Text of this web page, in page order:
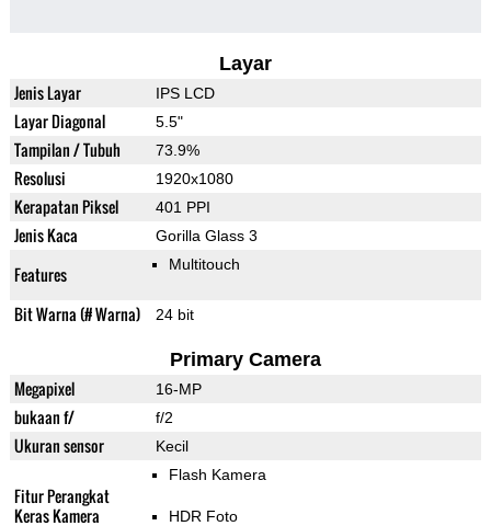
Layar
Jenis Layar IPS LCD
Layar Diagonal 5.5"
Tampilan / Tubuh 73.9%
Resolusi 1920x1080
Kerapatan Piksel 401 PPI
Jenis Kaca Gorilla Glass 3
Features Multitouch
Bit Warna (# Warna) 24 bit
Primary Camera
Megapixel 16-MP
bukaan f/ f/2
Ukuran sensor Kecil
Fitur Perangkat
Keras Kamera
Flash Kamera
HDR Foto